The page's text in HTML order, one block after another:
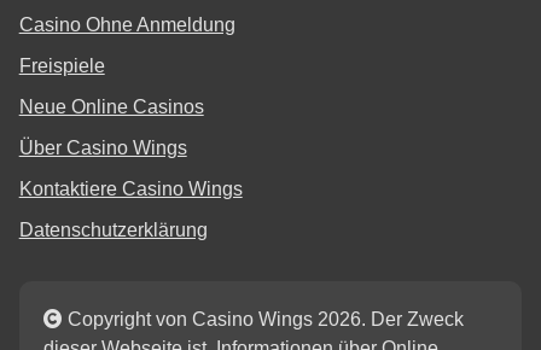
Casino Ohne Anmeldung
Freispiele
Neue Online Casinos
Über Casino Wings
Kontaktiere Casino Wings
Datenschutzerklärung
Copyright von Casino Wings 2026. Der Zweck